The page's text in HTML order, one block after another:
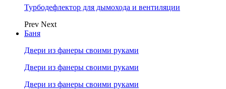
Турбодефлектор для дымохода и вентиляции
Prev Next
Баня
Двери из фанеры своими руками
Двери из фанеры своими руками
Двери из фанеры своими руками